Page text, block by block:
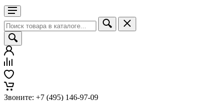
Звоните: +7 (495) 146-97-09